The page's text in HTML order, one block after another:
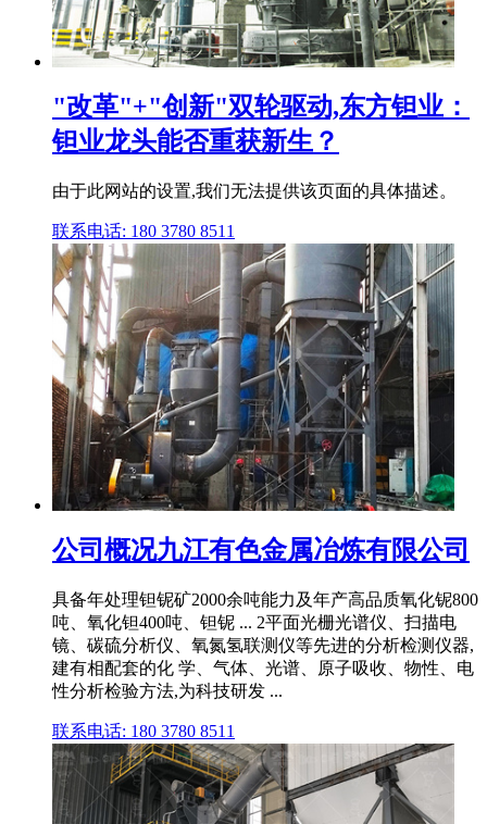
"改革"+"创新"双轮驱动,东方钽业：
钽业龙头能否重获新生？
由于此网站的设置,我们无法提供该页面的具体描述。
联系电话: 180 3780 8511
公司概况九江有色金属冶炼有限公司
具备年处理钽铌矿2000余吨能力及年产高品质氧化铌800
吨、氧化钽400吨、钽铌 ... 2平面光栅光谱仪、扫描电
镜、碳硫分析仪、氧氮氢联测仪等先进的分析检测仪器,
建有相配套的化 学、气体、光谱、原子吸收、物性、电
性分析检验方法,为科技研发 ...
联系电话: 180 3780 8511